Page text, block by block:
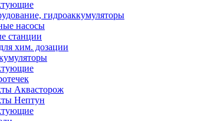
гидроаккумуляторы
насосы
станции
хим. дозации
Аквасторож
Нептун